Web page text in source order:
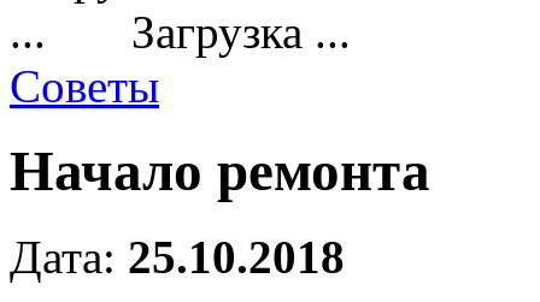
Загрузка ...
Советы
Начало ремонта
Дата: 25.10.2018